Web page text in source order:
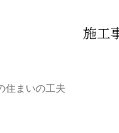
施工
住まいの工夫